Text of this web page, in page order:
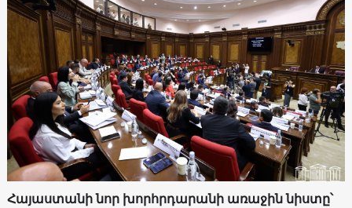
Հայաստանի նոր խորհրդարանի առաջին նիստը՝